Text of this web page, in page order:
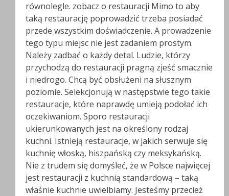
równolegle. zobacz o restauracji Mimo to aby
taką restaurację poprowadzić trzeba posiadać
przede wszystkim doświadczenie. A prowadzenie
tego typu miejsc nie jest zadaniem prostym.
Należy zadbać o każdy detal. Ludzie, którzy
przychodzą do restauracji pragną zjeść smacznie
i niedrogo. Chcą być obsłużeni na słusznym
poziomie. Selekcjonują w następstwie tego takie
restauracje, które naprawdę umieją podołać ich
oczekiwaniom. Sporo restauracji
ukierunkowanych jest na określony rodzaj
kuchni. Istnieją restauracje, w jakich serwuje się
kuchnię włoską, hiszpańską czy meksykańską.
Nie z trudem się domyśleć, że w Polsce najwięcej
jest restauracji z kuchnią standardową – taką
właśnie kuchnie uwielbiamy. Jesteśmy przecież